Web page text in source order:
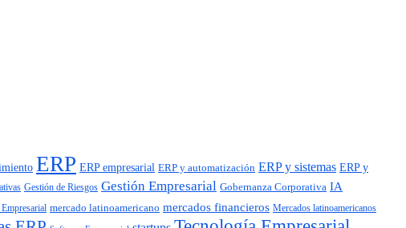
ERP ERP empresarial ERP y automatización ERP y sistemas ERP y
Gestión de Riesgos Gestión Empresarial Gobernanza Corporativa IA
mercado latinoamericano mercados financieros Mercados latinoamericanos